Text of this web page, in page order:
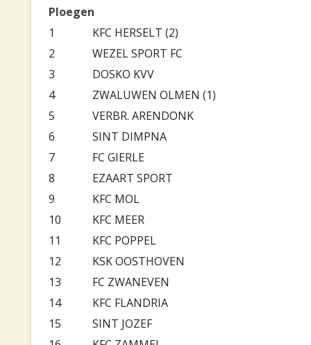
Ploegen
1
KFC HERSELT (2)
2
WEZEL SPORT FC
3
DOSKO KVV
4
ZWALUWEN OLMEN (1)
5
VERBR. ARENDONK
6
SINT DIMPNA
7
FC GIERLE
8
EZAART SPORT
9
KFC MOL
10
KFC MEER
11
KFC POPPEL
12
KSK OOSTHOVEN
13
FC ZWANEVEN
14
KFC FLANDRIA
15
SINT JOZEF